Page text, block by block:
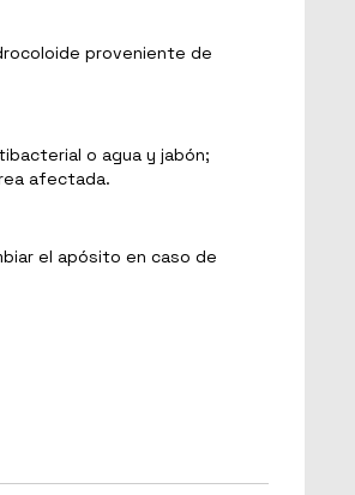
proveniente de
o agua y jabón;
afectada.
el apósito en caso de